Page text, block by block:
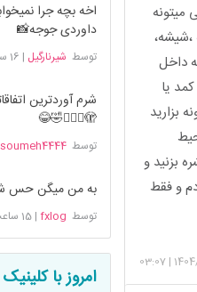
داخل
یا
بزارید
بزنید و
و فقط
|
03:07
اخه بچه جرا
داوردی جوجه📸
توسط شیرنارگیل | 16 ساعت پیش
شرم آوردترین
🫣🤦🏻‍♀️🤣😂
توسط
به من میگن حس
توسط fxlog
|15 ساعت پیش
امروز با کلینیک